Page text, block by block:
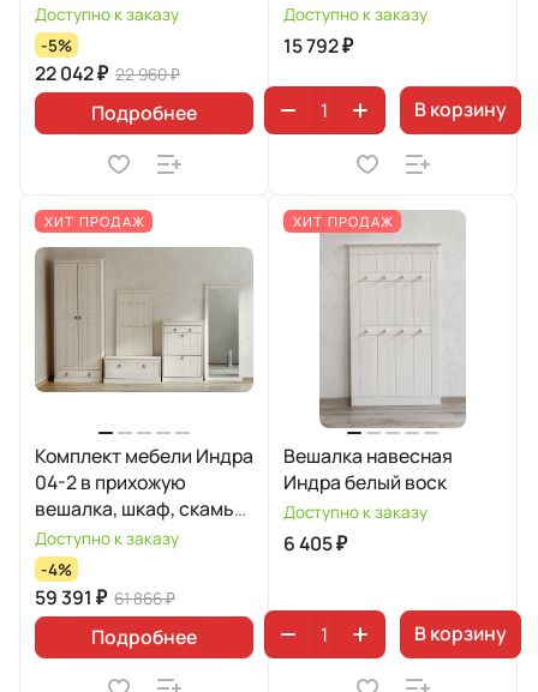
Доступно к заказу
-5%
22 042 ₽ 22 960 ₽
Подробнее
Доступно к заказу
15 792 ₽
В корзину
ХИТ ПРОДАЖ
Комплект мебели Индра
04-2 в прихожую
вешалка, шкаф, скамья,
обувница 21, зеркало
большое
Доступно к заказу
-4%
59 391 ₽ 61 866 ₽
Подробнее
ХИТ ПРОДАЖ
Вешалка навесная
Индра белый воск
Доступно к заказу
6 405 ₽
В корзину